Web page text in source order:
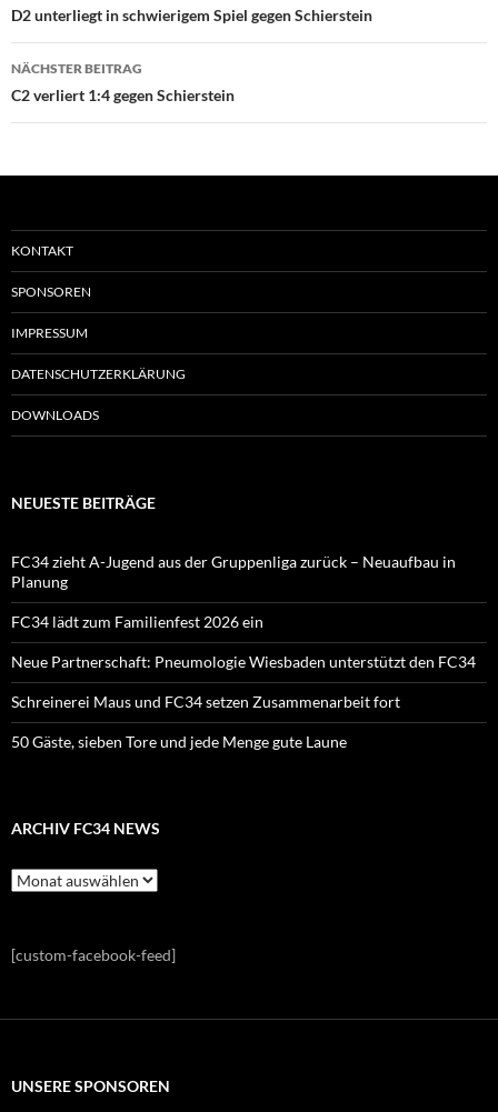
D2 unterliegt in schwierigem Spiel gegen Schierstein
NÄCHSTER BEITRAG
C2 verliert 1:4 gegen Schierstein
KONTAKT
SPONSOREN
IMPRESSUM
DATENSCHUTZERKLÄRUNG
DOWNLOADS
NEUESTE BEITRÄGE
FC34 zieht A-Jugend aus der Gruppenliga zurück – Neuaufbau in
Planung
FC34 lädt zum Familienfest 2026 ein
Neue Partnerschaft: Pneumologie Wiesbaden unterstützt den FC34
Schreinerei Maus und FC34 setzen Zusammenarbeit fort
50 Gäste, sieben Tore und jede Menge gute Laune
ARCHIV FC34 NEWS
Archiv
FC34
[custom-facebook-feed]
UNSERE SPONSOREN